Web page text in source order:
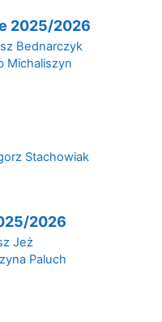
2025/2026
Bednarczyk
Michaliszyn
Stachowiak
2026
Jeż
Paluch